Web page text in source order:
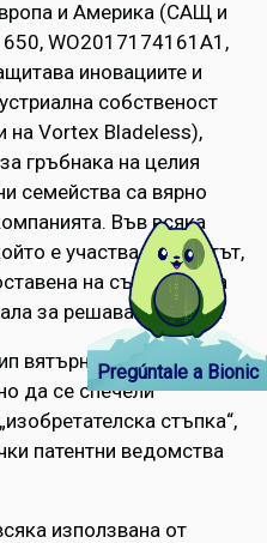
и Америка (САЩ и
WO2017174161A1,
иновациите и
собственост
на Vortex Bladeless),
гръбнака на целия
семейства са вярно
Във всяка
е участвал проектът,
на съответната
за решаващ аспект.
вятърни турбини е
да се спечели
стъпка“,
патентни ведомства
използвана от
Pregúntale a Bionic